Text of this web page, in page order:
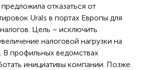
отказаться от
Urals в портах Европы для
Цель – исключить
налоговой нагрузки на
В профильных ведомствах
инициативы компании. Позже